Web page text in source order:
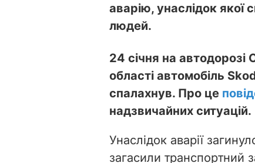
аварію, унаслідок
людей.
24 січня на
області автомобіль
спалахнув. Про це
надзвичайних ситуацій.
Унаслідок аварії
загасили транспортний